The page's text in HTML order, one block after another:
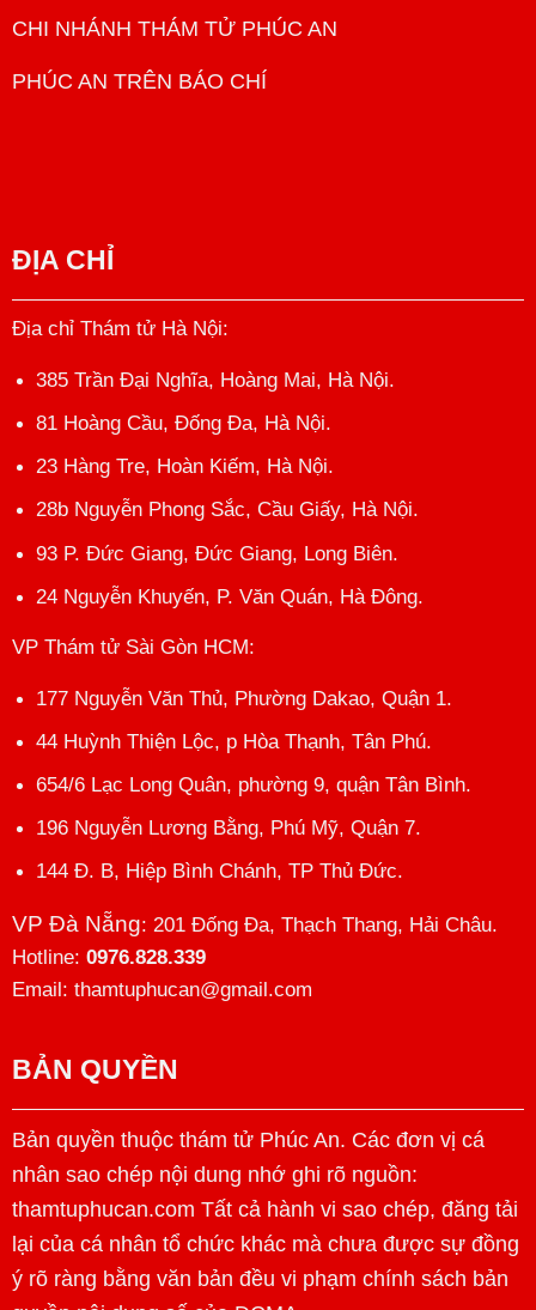
CHI NHÁNH THÁM TỬ PHÚC AN
PHÚC AN TRÊN BÁO CHÍ
ĐỊA CHỈ
Địa chỉ Thám tử Hà Nội:
385 Trần Đại Nghĩa, Hoàng Mai, Hà Nội.
81 Hoàng Cầu, Đống Đa, Hà Nội.
23 Hàng Tre, Hoàn Kiếm, Hà Nội.
28b Nguyễn Phong Sắc, Cầu Giấy, Hà Nội.
93 P. Đức Giang, Đức Giang, Long Biên.
24 Nguyễn Khuyến, P. Văn Quán, Hà Đông.
VP Thám tử Sài Gòn HCM:
177 Nguyễn Văn Thủ, Phường Dakao, Quận 1.
44 Huỳnh Thiện Lộc, p Hòa Thạnh, Tân Phú.
654/6 Lạc Long Quân, phường 9, quận Tân Bình.
196 Nguyễn Lương Bằng, Phú Mỹ, Quận 7.
144 Đ. B, Hiệp Bình Chánh, TP Thủ Đức.
VP Đà Nẵng: 201 Đống Đa, Thạch Thang, Hải Châu.
Hotline: 0976.828.339
Email: thamtuphucan@gmail.com
BẢN QUYỀN
Bản quyền thuộc thám tử Phúc An. Các đơn vị cá
nhân sao chép nội dung nhớ ghi rõ nguồn:
thamtuphucan.com Tất cả hành vi sao chép, đăng tải
lại của cá nhân tổ chức khác mà chưa được sự đồng
ý rõ ràng bằng văn bản đều vi phạm chính sách bản